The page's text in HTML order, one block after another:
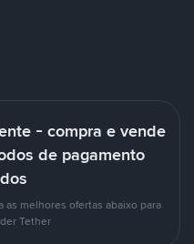
- compra e vende
de pagamento
as melhores ofertas abaixo para
Tether